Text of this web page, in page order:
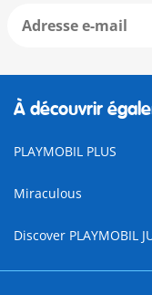
À découvrir
PLAYMOBIL PLUS
Miraculous
Discover PLAYMOBIL